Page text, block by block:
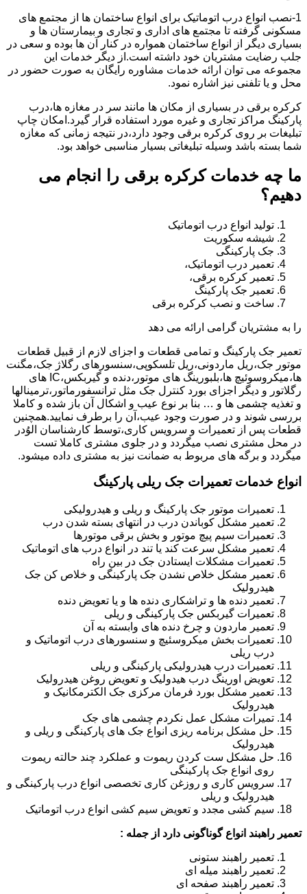
1-نصب انواع درب اتوماتیک برای انواع ساختمان ها از مجتمع های
مسکونی گرفته تا مجتمع های اداری و تجاری و بیمارستان ها و
بسیاری دیگر از انواع ساختمان همواره در کنار آن ها بوده و سعی در
جلب رضایت مشتریان خود داشته است.از دیگر خدمات این
مجموعه می توان ارائه خدمات مشاوره رایگان به صورت حضور در
محل و یا تلفنی نیز اشاره نمود.
کرکره برقی در بسیاری از مکان ها مانند سر در مغازه ها،درب
پارکینگ مراکز تجاری و غیره مورد استفاده قرار گیرد.امکان چاپ
تبلیغات بر روی کرکره برقی وجود دارد،در نتیجه زمانی که مغازه
شما بسته باشد وسیله تبلیغاتی بسیار مناسبی خواهد بود.
ما چه خدمات کرکره برقی را انجام می
دهیم؟
تولید انواع درب اتوماتیک
شیشه سکوریت
جک پارکینگی
تعمیر درب اتوماتیک،
تعمیر کرکره برقی،
تعمیر جک پارکینگ
ساخت و نصب کرکره برقی
را به مشتریان گرامی ارائه می دهد
تعمیر جک پارکینگ و تمامی قطعات و اجزای لازم از قبیل قطعات
موتور جک،ریل ماردونی،ریل تلسکوپی،سنسورهای رگلاژ جک،مگنت
ها،میکروسوئیچ ها،بلبورینگ های موتور،دنده و گیربکس،IC های
رگلاتور و دیگر اجزای بورد کنترل جک مثل ترانسفورماتور،ترمینالها
و تغذیه چشمی ها و … بنا بر نوع عیب و اشکال آن باز شده و کاملا
بررسی شوند و در صورت وجود عیب،آن را برطرف نمایید.همچنین
قطعات پس از تعمیرات و سرویس کاری،توسط کارشناسان الوُدر
در محل مشتری نصب میگردد و در جلوی مشتری کاملا تست
میگردد و برگه های مربوط به ضمانت نیز به مشتری داده میشود.
انواع خدمات تعمیرات جک ریلی پارکینگ
تعمیرات موتور جک پارکینگ و ریلی و هیدرولیکی
تعمیر مشکل کوباندن درب در انتهای بسته شدن درب
تعمیرات سیم پیچ موتور و بخش برقی موتورها
تعمیر مشکل سرعت کند یا تند در انواع درب های اتوماتیک
تعمیرات مشکلات ایستادن جک در بین راه
تعمیر مشکل خلاص نشدن جک پارکینگی و خلاص کن جک
هیدرولیک
تعمیر دنده ها و تراشکاری دنده ها و یا تعویض دنده
تعمیرات گیربکس جک پارکینگی و ریلی
تعمیر ماردون و چرخ دنده های وابسته به آن
تعمیرات بخش میکروسئیچ و سنسورهای درب اتوماتیک و
درب ریلی
تعمیرات درب هیدرولیکی پارکینگی و ریلی
تعویض اورینگ درب هیدولیک و تعویض روغن هیدرولیک
تعمیر مشکل بورد فرمان مرکزی جک الکترمکانیک و
هیدرولیک
تمیرات مشکل عمل نکردم چشمی های جک
حل مشکل برنامه ریزی انواع جک های پارکینگی و ریلی و
هیدرولیک
حل مشکل ست کردن ریموت و عملکرد چند حالته ریموت
روی انواع جک پارکینگی
سرویس کاری و روزغن کاری تخصصی انواع درب پارکینگی و
هیدرولیک و ریلی
سیم کشی مجدد و تعویض سیم کشی انواع درب اتوماتیک
تعمیر راهبند انواع گوناگونی دارد از جمله :
تعمیر راهبند ستونی
تعمیر راهبند میله ای
تعمیر راهبند صفحه ای